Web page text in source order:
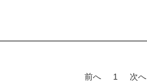
前へ 1 次へ